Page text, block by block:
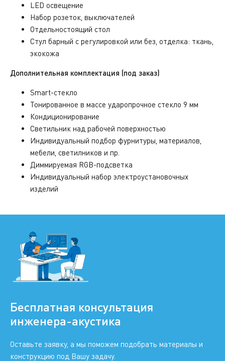
LED освещение
Набор розеток, выключателей
Отдельностоящий стол
Стул барный с регулировкой или без, отделка: ткань,
экокожа
Дополнительная комплектация (под заказ)
Smart-стекло
Тонированное в массе ударопрочное стекло 9 мм
Кондиционирование
Светильник над рабочей поверхностью
Индивидуальный подбор фурнитуры, материалов,
мебели, светилников и пр.
Диммируемая RGB-подсветка
Индивидуальный набор электроустановочных
изделий
Бесплатная консультация
инженера-акустика
Оставьте заявку, а мы поможем подобрать материалы и
конструкцию под Вашу задачу.